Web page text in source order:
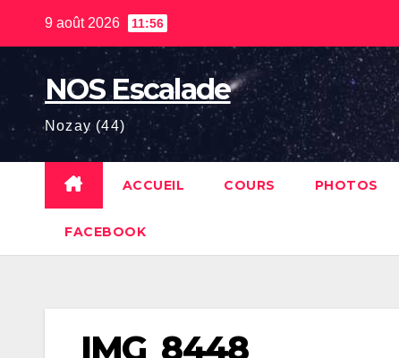
9 août 2026 11:56
NOS Escalade
Nozay (44)
ACCUEIL COURS PHOTOS
FACEBOOK
IMG_8448